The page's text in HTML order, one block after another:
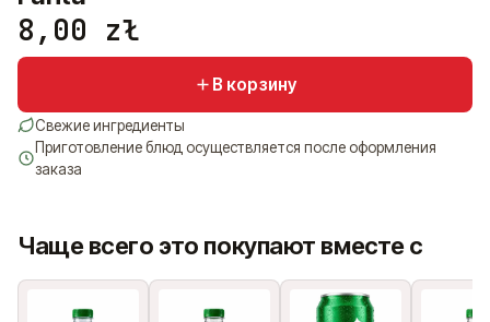
8,00 zł
В корзину
Свежие ингредиенты
Приготовление блюд осуществляется после оформления
заказа
Чаще всего это покупают вместе с